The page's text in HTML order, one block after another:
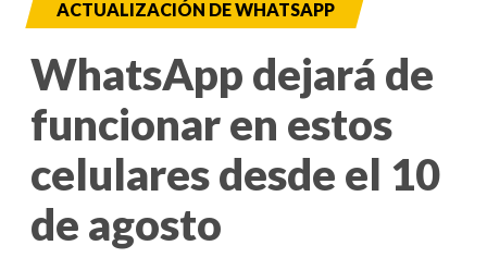
ACTUALIZACIÓN DE WHATSAPP
WhatsApp dejará de
funcionar en estos
celulares desde el 10
de agosto